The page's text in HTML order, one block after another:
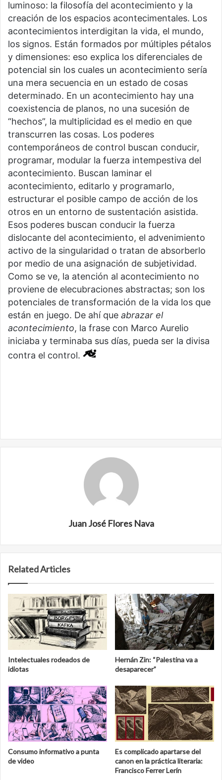
luminoso: la filosofía del acontecimiento y la
creación de los espacios acontecimentales. Los
acontecimientos interdigitan la vida, el mundo,
los signos. Están formados por múltiples pétalos
y dimensiones: eso explica los diferenciales de
potencial sin los cuales un acontecimiento sería
una mera secuencia en un estado de cosas
determinado. En un acontecimiento hay una
coexistencia de planos, no una sucesión de
“hechos”, la multiplicidad es el medio en que
transcurren las cosas. Los poderes
contemporáneos de control buscan conducir,
programar, modular la fuerza intempestiva del
acontecimiento. Buscan laminar el
acontecimiento, editarlo y programarlo,
estructurar el posible campo de acción de los
otros en un entorno de sustentación asistida.
Esos poderes buscan conducir la fuerza
dislocante del acontecimiento, el advenimiento
activo de la singularidad o tratan de absorberlo
por medio de una asignación de subjetividad.
Como se ve, la atención al acontecimiento no
proviene de elecubraciones abstractas; son los
potenciales de transformación de la vida los que
están en juego. De ahí que abrazar el
acontecimiento, la frase con Marco Aurelio
iniciaba y terminaba sus días, pueda ser la divisa
contra el control.
Juan José Flores Nava
Related Articles
Intelectuales rodeados de
idiotas
Hernán Zin: “Palestina va a
desaparecer”
Consumo informativo a punta
de video
Es complicado apartarse del
canon en la práctica literaria:
Francisco Ferrer Lerín